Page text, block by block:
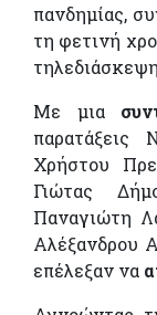
πανδημίας,
τη φετινή
Με μια
Χρήστου
Γιώτας
Παναγιώτη
Αλέξανδρου
επέλεξαν να